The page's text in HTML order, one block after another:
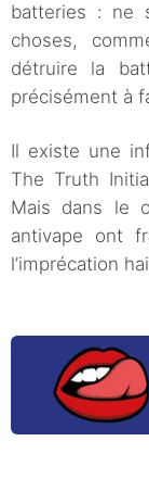
batteries : ne
choses,
détruire la
précisément à
Il existe une
The Truth
Mais dans le
antivape ont
l’imprécation